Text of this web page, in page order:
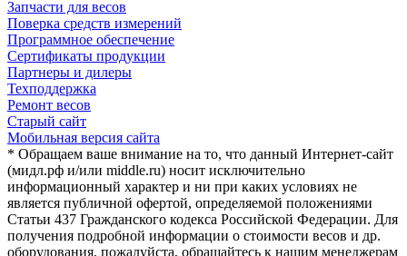
Запчасти для весов
Поверка средств измерений
Программное обеспечение
Сертификаты продукции
Партнеры и дилеры
Техподдержка
Ремонт весов
Старый сайт
Мобильная версия сайта
* Обращаем ваше внимание на то, что данный Интернет-сайт
(мидл.рф и/или middle.ru) носит исключительно
информационный характер и ни при каких условиях не
является публичной офертой, определяемой положениями
Статьи 437 Гражданского кодекса Российской Федерации. Для
получения подробной информации о стоимости весов и др.
оборудования, пожалуйста, обращайтесь к нашим менеджерам